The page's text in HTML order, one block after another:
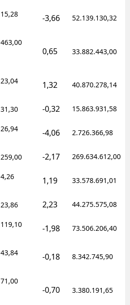
15,28 -3,66 52.139.130,32
463,00
0,65 33.882.443,00
23,04 1,32 40.870.278,14
31,30 -0,32 15.863.931,58
26,94 -4,06 2.726.366,98
259,00 -2,17 269.634.612,00
4,26 1,19 33.578.691,01
23,86 2,23 44.275.575,08
119,10 -1,98 73.506.206,40
43,84 -0,18 8.342.745,90
71,00
-0,70 3.380.191,65